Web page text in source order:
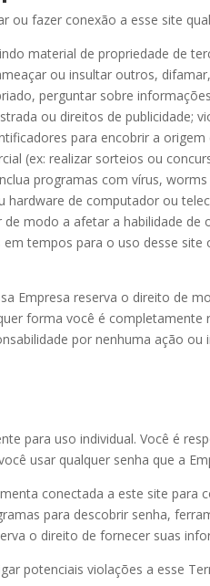
ou fazer conexão a esse site
material de propriedade de
ou insultar outros,
perguntar sobre
ou direitos de publicidade;
para encobrir a
(ex: realizar sorteios ou
programas com vírus,
hardware de computador ou
modo a afetar a habilidade
tempos para o uso desse
Empresa reserva o direito de
forma você é
por nenhuma ação
para uso individual. Você é
usar qualquer senha que a
conectada a este site
para descobrir senha,
o direito de fornecer suas
potenciais violações a esse